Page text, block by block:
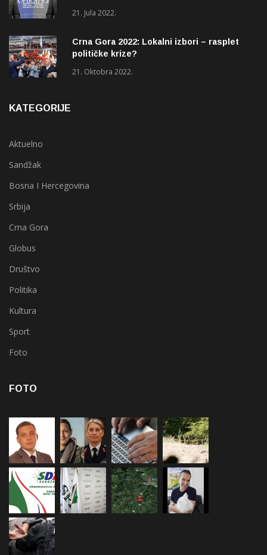
21. Jula 2022.
Crna Gora 2022: Lokalni izbori – rasplet
političke krize?
21. Oktobra 2022.
KATEGORIJE
Aktuelno
Sandžak
Bosna I Hercegovina
Srbija
Crna Gora
Globus
Društvo
Politika
Kultura
Sport
Foto
FOTO